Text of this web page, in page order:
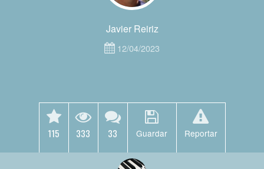
Javier Reiriz
12/04/2023
115 333 33 Guardar Reportar